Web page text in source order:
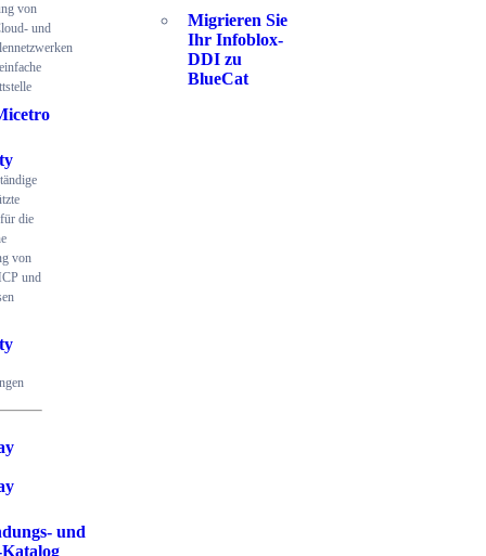
von
und
die
von
und
und
Migrieren Sie
Ihr Infoblox-
DDI zu
BlueCat